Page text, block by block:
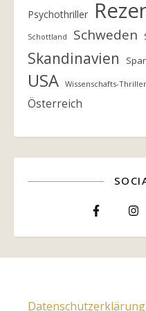
Psychothriller
Schottland Schweden
Skandinavien
USA Wissenschafts-Thriller
Österreich
Datenschutzerklärung